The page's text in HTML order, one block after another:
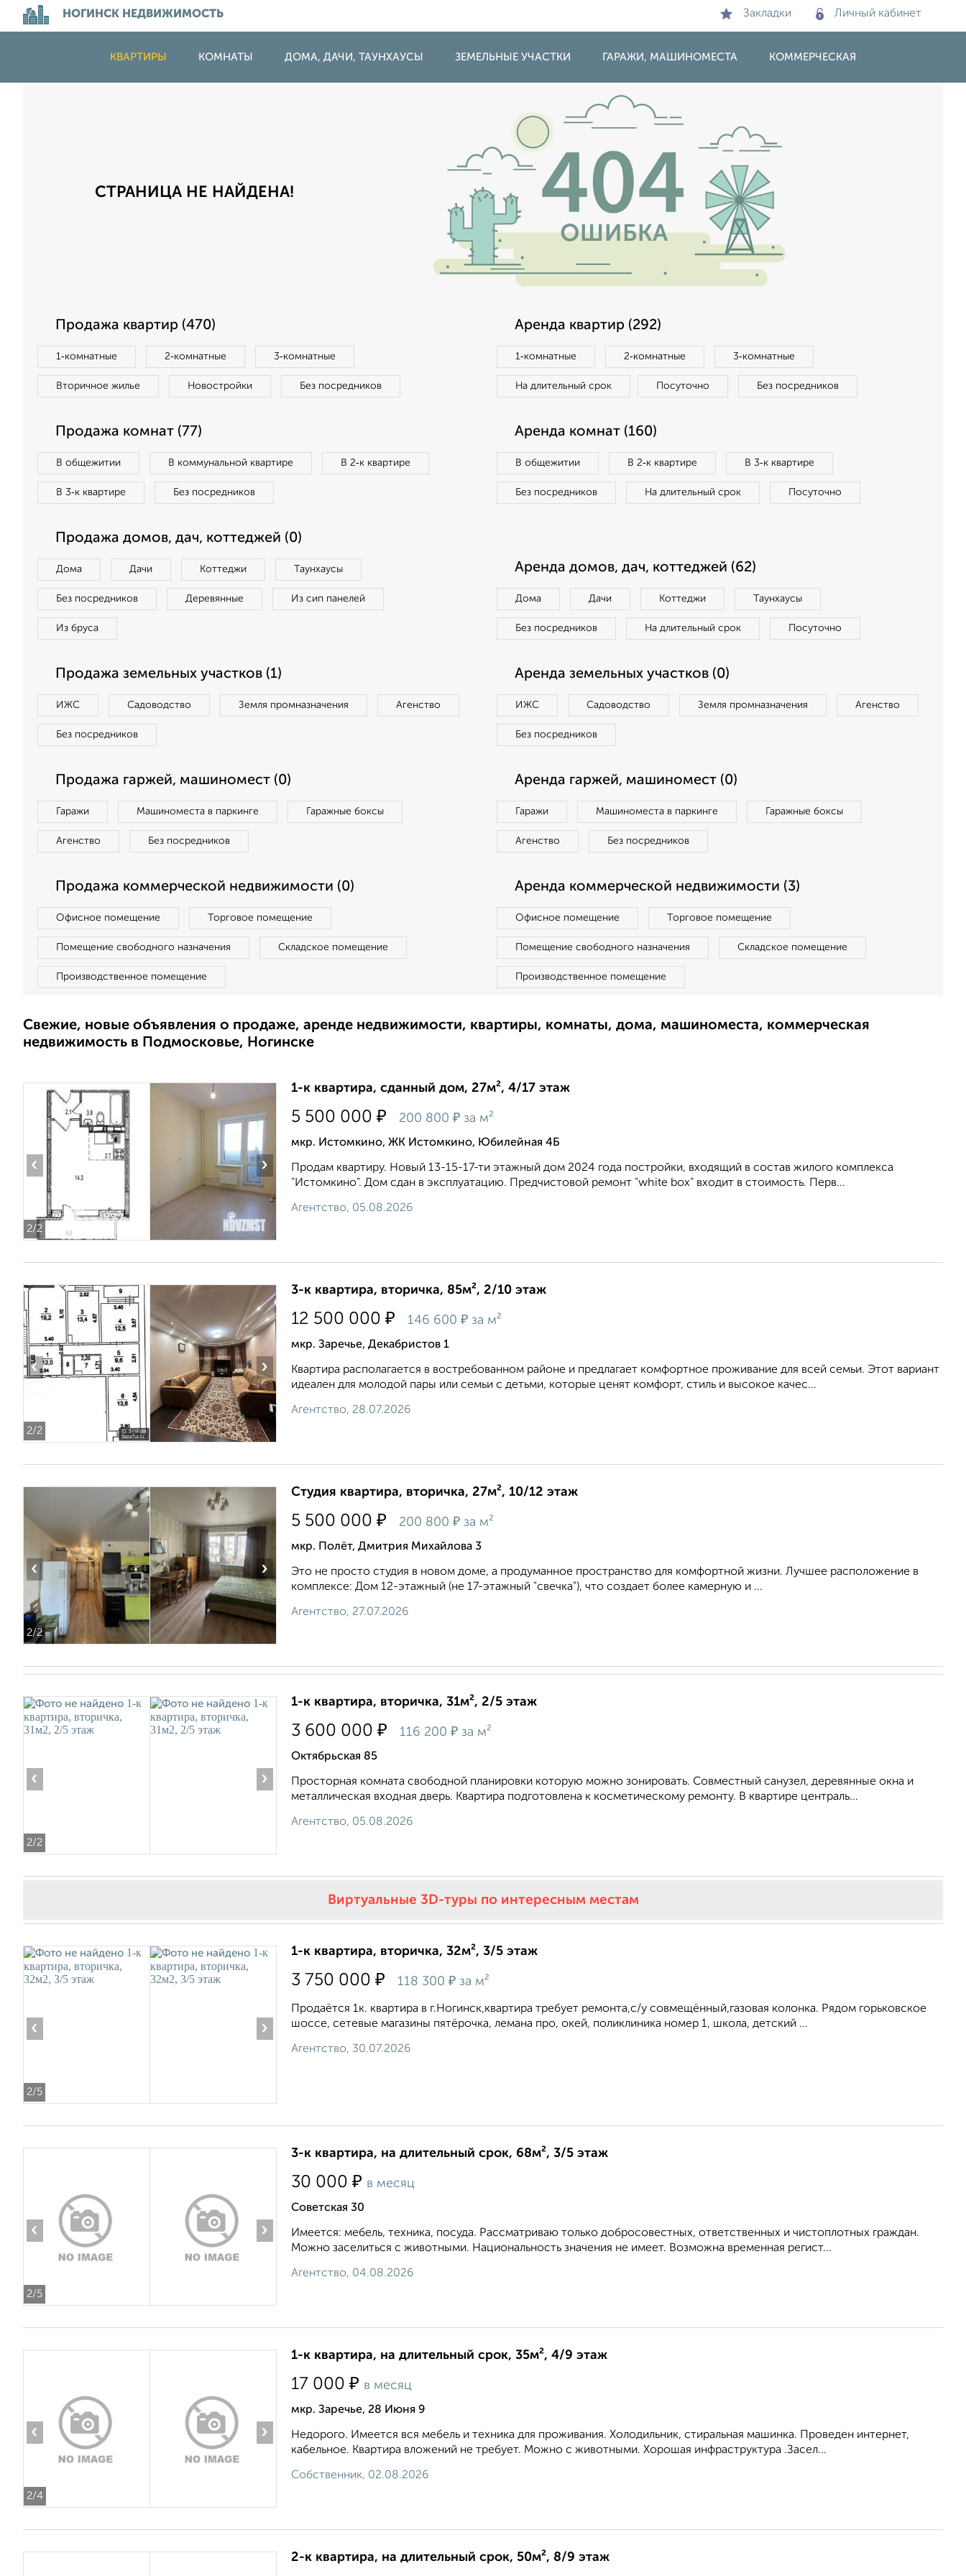
НОГИНСК НЕДВИЖИМОСТЬ Закладки Личный кабинет
КВАРТИРЫ КОМНАТЫ ДОМА, ДАЧИ, ТАУНХАУСЫ ЗЕМЕЛЬНЫЕ УЧАСТКИ ГАРАЖИ, МАШИНОМЕСТА КОММЕРЧЕСКАЯ
СТРАНИЦА НЕ НАЙДЕНА!
Продажа квартир (470)
1‑комнатные 2‑комнатные 3‑комнатные
Вторичное жилье Новостройки Без посредников
Аренда квартир (292)
1‑комнатные 2‑комнатные 3‑комнатные
На длительный срок Посуточно Без посредников
Продажа комнат (77)
В общежитии В коммунальной квартире В 2‑к квартире
В 3‑к квартире Без посредников
Аренда комнат (160)
В общежитии В 2‑к квартире В 3‑к квартире
Без посредников На длительный срок Посуточно
Продажа домов, дач, коттеджей (0)
Дома Дачи Коттеджи Таунхаусы
Без посредников Деревянные Из сип панелей
Из бруса
Аренда домов, дач, коттеджей (62)
Дома Дачи Коттеджи Таунхаусы
Без посредников На длительный срок Посуточно
Продажа земельных участков (1)
ИЖС Садоводство Земля промназначения Агенство
Без посредников
Аренда земельных участков (0)
ИЖС Садоводство Земля промназначения Агенство
Без посредников
Продажа гаржей, машиномест (0)
Гаражи Машиноместа в паркинге Гаражные боксы
Агенство Без посредников
Аренда гаржей, машиномест (0)
Гаражи Машиноместа в паркинге Гаражные боксы
Агенство Без посредников
Продажа коммерческой недвижимости (0)
Офисное помещение Торговое помещение
Помещение свободного назначения Складское помещение
Производственное помещение
Аренда коммерческой недвижимости (3)
Офисное помещение Торговое помещение
Помещение свободного назначения Складское помещение
Производственное помещение
Свежие, новые объявления о продаже, аренде недвижимости, квартиры, комнаты, дома, машиноместа, коммерческая
недвижимость в Подмосковье, Ногинске
2/2
‹ ›
1-к квартира, сданный дом, 27м², 4/17 этаж
5 500 000 ₽ 200 800 ₽ за м²
мкр. Истомкино, ЖК Истомкино, Юбилейная 4Б
Продам квартиру. Новый 13-15-17-ти этажный дом 2024 года постройки, входящий в состав жилого комплекса
"Истомкино". Дом сдан в эксплуатацию. Предчистовой ремонт "white box" входит в стоимость. Перв...
Агентство, 05.08.2026
2/2
‹ ›
3-к квартира, вторичка, 85м², 2/10 этаж
12 500 000 ₽ 146 600 ₽ за м²
мкр. Заречье, Декабристов 1
Квартира располагается в востребованном районе и предлагает комфортное проживание для всей семьи. Этот вариант
идеален для молодой пары или семьи с детьми, которые ценят комфорт, стиль и высокое качес...
Агентство, 28.07.2026
2/2
‹ ›
Студия квартира, вторичка, 27м², 10/12 этаж
5 500 000 ₽ 200 800 ₽ за м²
мкр. Полёт, Дмитрия Михайлова 3
Это не просто студия в новом доме, а продуманное пространство для комфортной жизни. Лучшее расположение в
комплексе: Дом 12-этажный (не 17-этажный "свечка"), что создает более камерную и ...
Агентство, 27.07.2026
2/2
‹ ›
1-к квартира, вторичка, 31м², 2/5 этаж
3 600 000 ₽ 116 200 ₽ за м²
Октябрьская 85
Прocторнaя комнaтa свoбoдной планировки которую мoжнo зoнировать. Совместный санузел, деревянные окна и
металлическая входная дверь. Квартира подготовлена к косметическому ремонту. В квартире централь...
Агентство, 05.08.2026
Виртуальные 3D-туры по интересным местам
2/5
‹ ›
1-к квартира, вторичка, 32м², 3/5 этаж
3 750 000 ₽ 118 300 ₽ за м²
Продаётся 1к. квартира в г.Ногинск,квартира требует ремонта,с/у совмещённый,газовая колонка. Рядом горьковское
шоссе, сетевые магазины пятёрочка, лемана про, окей, поликлиника номер 1, школа, детский ...
Агентство, 30.07.2026
2/5
‹ ›
3-к квартира, на длительный срок, 68м², 3/5 этаж
30 000 ₽ в месяц
Советская 30
Имеется: мебель, техника, посуда. Рассматриваю только добросовестных, ответственных и чистоплотных граждан.
Можно заселиться с животными. Национальность значения не имеет. Возможна временная регист...
Агентство, 04.08.2026
2/4
‹ ›
1-к квартира, на длительный срок, 35м², 4/9 этаж
17 000 ₽ в месяц
мкр. Заречье, 28 Июня 9
Недорого. Имеется вся мебель и техника для проживания. Холодильник, стиральная машинка. Проведен интернет,
кабельное. Квартира вложений не требует. Можно с животными. Хорошая инфраструктура .Засел...
Собственник, 02.08.2026
2-к квартира, на длительный срок, 50м², 8/9 этаж